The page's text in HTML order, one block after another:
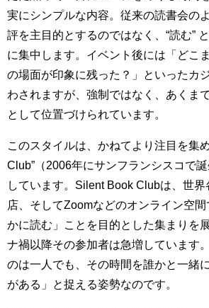
実にシンプルな内容。従来の読書会の
評を主目的とするのではなく、“読む”
に集中します。イベント後には「どこ
の場面が印象に残った？」といったカ
わされますが、強制ではなく、あくま
として位置づけられています。
このスタイルは、かねてより注目を集
Club”（2006年にサンフランシスコで
しています。Silent Book Clubは、世
店、そしてZoomなどのオンライン空
かに読む」ことを目的とした集まりを
ナ禍以降その参加者は急増しています
のは一人でも、その時間を誰かと一緒
がある」と捉える姿勢なのです。